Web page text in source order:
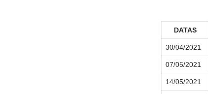
DATAS
30/04/2021
07/05/2021
14/05/2021